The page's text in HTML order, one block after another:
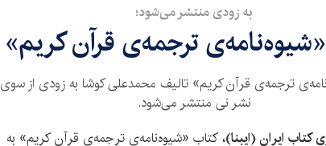
به زودی منتشر می‌شود؛
ترجمه‌ی قرآن کریم»
ترجمه‌ی قرآن کریم» تالیف محمدعلی کوشا به زودی از سوی
نشر نی منتشر می‌شود.
کتاب ایران (ایبنا)،کتاب «شیوه‌نامه‌ی ترجمه‌ی قرآن کریم» به